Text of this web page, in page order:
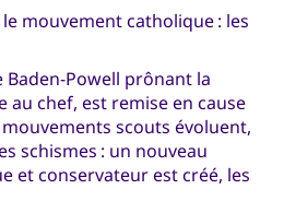
mouvement catholique : les
Powell prônant la
au chef, est remise en cause
scouts évoluent,
schismes : un nouveau
et conservateur est créé, les